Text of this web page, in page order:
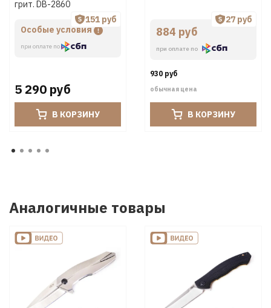
грит. DB-2860
Особые условия
при оплате по
151 руб
5 290 руб
В КОРЗИНУ
884 руб
при оплате по
27 руб
930 руб
обычная цена
В КОРЗИНУ
Аналогичные товары